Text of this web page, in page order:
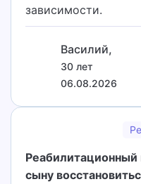
зависимости.
Василий,
30 лет
06.08.2026
Реабилитационный
сыну